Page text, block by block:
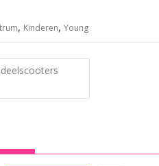
, Kinderen, Young